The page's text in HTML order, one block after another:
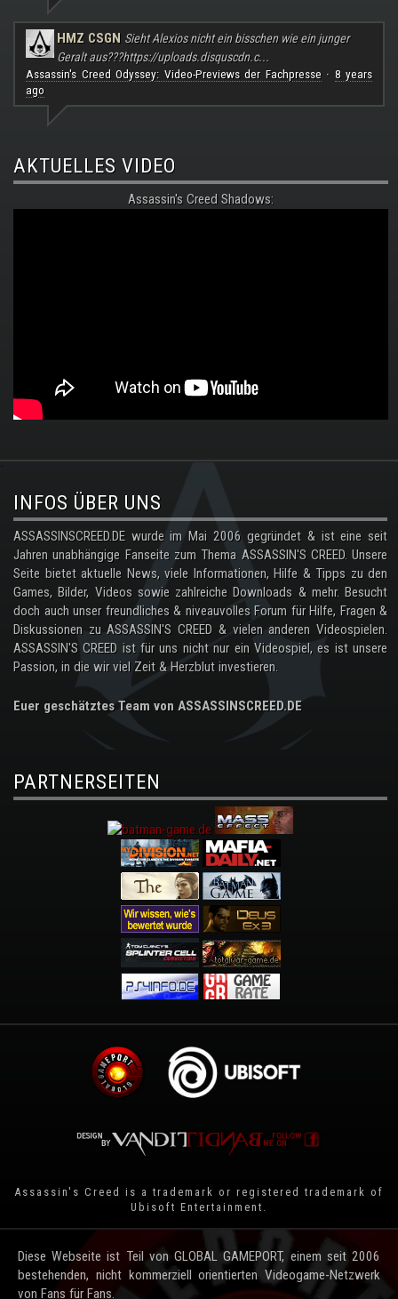
HMZ CSGN Sieht Alexios nicht ein bisschen wie ein junger
Geralt aus???https://uploads.disquscdn.c...
Assassin's Creed Odyssey: Video-Previews der Fachpresse· 8 years
ago
AKTUELLES VIDEO
Assassin's Creed Shadows:
.
INFOS ÜBER UNS
ASSASSINSCREED.DE wurde im Mai 2006 gegründet & ist eine seit
Jahren unabhängige Fanseite zum Thema ASSASSIN'S CREED. Unsere
Seite bietet aktuelle News, viele Informationen, Hilfe & Tipps zu den
Games, Bilder, Videos sowie zahlreiche Downloads & mehr. Besucht
doch auch unser freundliches & niveauvolles Forum für Hilfe, Fragen &
Diskussionen zu ASSASSIN'S CREED & vielen anderen Videospielen.
ASSASSIN'S CREED ist für uns nicht nur ein Videospiel, es ist unsere
Passion, in die wir viel Zeit & Herzblut investieren.
Euer geschätztes Team von ASSASSINSCREED.DE
PARTNERSEITEN
Assassin's Creed is a trademark or registered trademark of
Ubisoft Entertainment
Diese Webseite ist Teil von GLOBAL GAMEPORT, einem seit 2006
bestehenden, nicht kommerziell orientierten Videogame-Netzwerk
von Fans für Fans.